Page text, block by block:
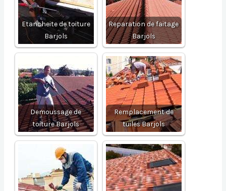
Etancheite de toiture
Barjols
Reparation de faitage
Barjols
Demoussage de
toiture Barjols
Remplacement de
tuiles Barjols